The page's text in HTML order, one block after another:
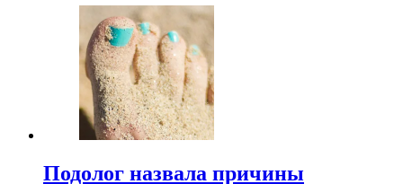
Подолог назвала причины